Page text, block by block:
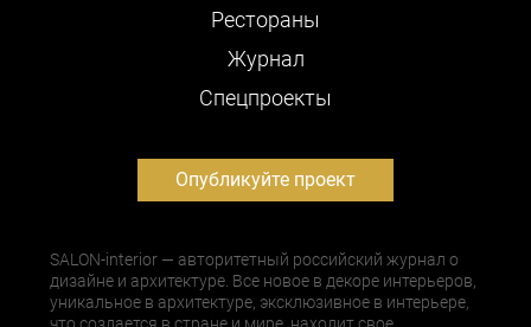
Рестораны
Журнал
Cпецпроекты
Опубликуйте проект
SALON-interior — авторитетный российский журнал о
дизайне и архитектуре. Все новое в декоре интерьеров,
уникальное в архитектуре, эксклюзивное в интерьере,